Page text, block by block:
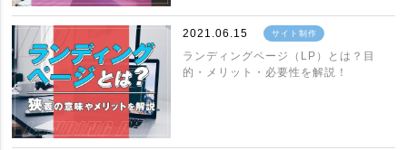
2021.06.15 サイト制作
ランディングページ（LP）とは？目
的・メリット・必要性を解説！